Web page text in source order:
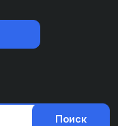
Поиск